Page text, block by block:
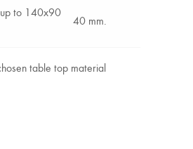
to 140x90
40 mm.
table top material